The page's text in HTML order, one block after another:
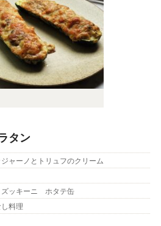
タン
ャーノとトリュフのクリーム
ッキーニ ホタテ缶
料理